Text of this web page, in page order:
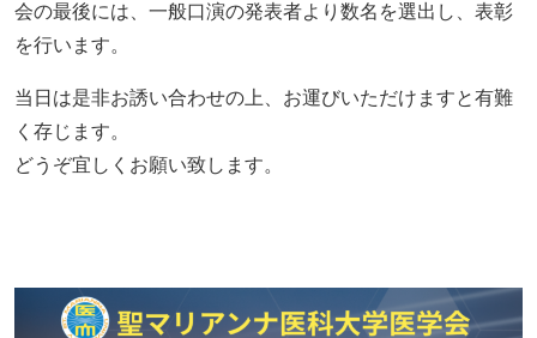
会の最後には、一般口演の発表者より数名を選出し、表彰
を行います。
当日は是非お誘い合わせの上、お運びいただけますと有難
く存じます。
どうぞ宜しくお願い致します。